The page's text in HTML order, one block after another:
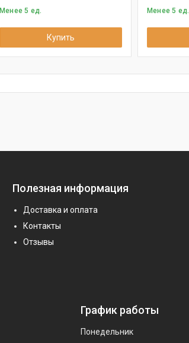
Менее 5 ед.
Купить
Менее 5 ед.
Полезная информация
Доставка и оплата
Контакты
Отзывы
График работы
Понедельник